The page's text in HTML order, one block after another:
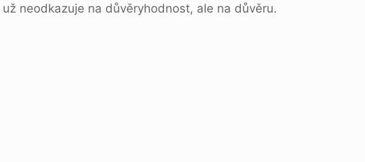
neodkazuje na důvěryhodnost, ale na důvěru.